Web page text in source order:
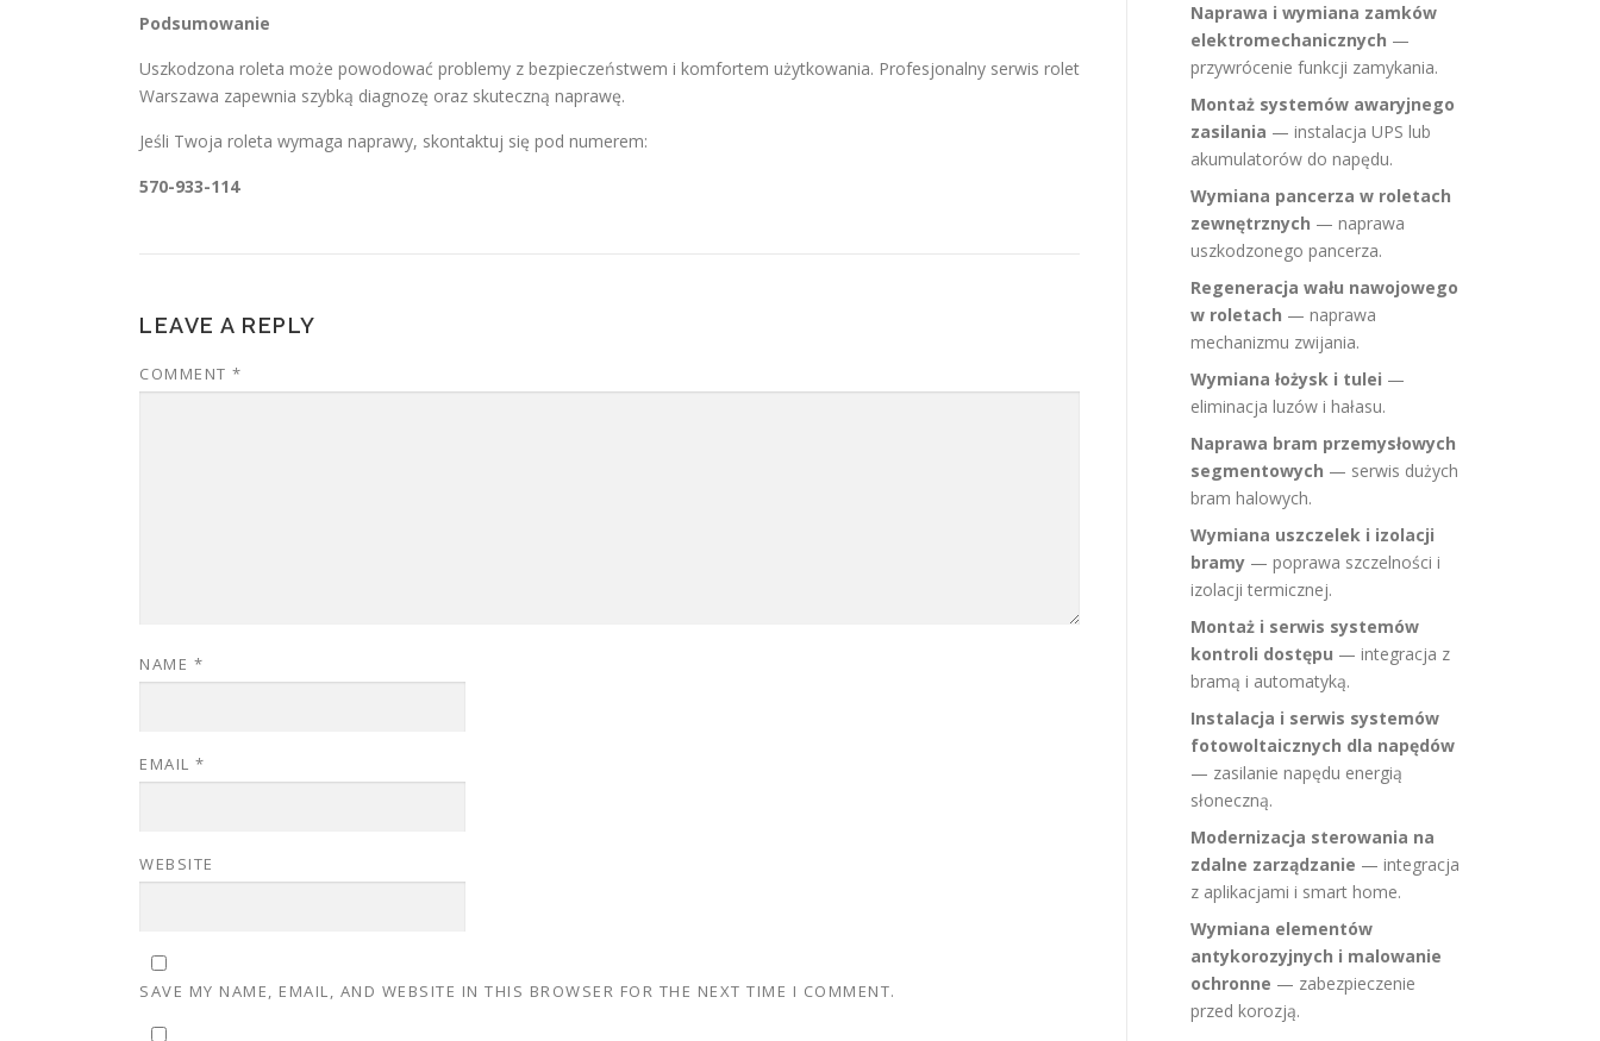
Podsumowanie
Uszkodzona roleta może powodować problemy z bezpieczeństwem i komfortem użytkowania. Profesjonalny serwis rolet
Warszawa zapewnia szybką diagnozę oraz skuteczną naprawę.
Jeśli Twoja roleta wymaga naprawy, skontaktuj się pod numerem:
570-933-114
LEAVE A REPLY
COMMENT *
NAME *
EMAIL *
WEBSITE
SAVE MY NAME, EMAIL, AND WEBSITE IN THIS BROWSER FOR THE NEXT TIME I COMMENT.
Naprawa i wymiana zamków
elektromechanicznych —
przywrócenie funkcji zamykania.
Montaż systemów awaryjnego
zasilania — instalacja UPS lub
akumulatorów do napędu.
Wymiana pancerza w roletach
zewnętrznych — naprawa
uszkodzonego pancerza.
Regeneracja wału nawojowego
w roletach — naprawa
mechanizmu zwijania.
Wymiana łożysk i tulei —
eliminacja luzów i hałasu.
Naprawa bram przemysłowych
segmentowych — serwis dużych
bram halowych.
Wymiana uszczelek i izolacji
bramy — poprawa szczelności i
izolacji termicznej.
Montaż i serwis systemów
kontroli dostępu — integracja z
bramą i automatyką.
Instalacja i serwis systemów
fotowoltaicznych dla napędów
— zasilanie napędu energią
słoneczną.
Modernizacja sterowania na
zdalne zarządzanie — integracja
z aplikacjami i smart home.
Wymiana elementów
antykorozyjnych i malowanie
ochronne — zabezpieczenie
przed korozją.